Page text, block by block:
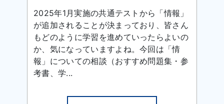
2025年1月実施の共通テストから「情報」
が追加されることが決まっており、皆さん
もどのように学習を進めていったらよいの
か、気になっていますよね。今回は「情
報」についての相談（おすすめ問題集・参
考書、学...